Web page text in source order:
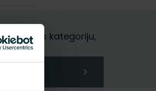
kategoriju,